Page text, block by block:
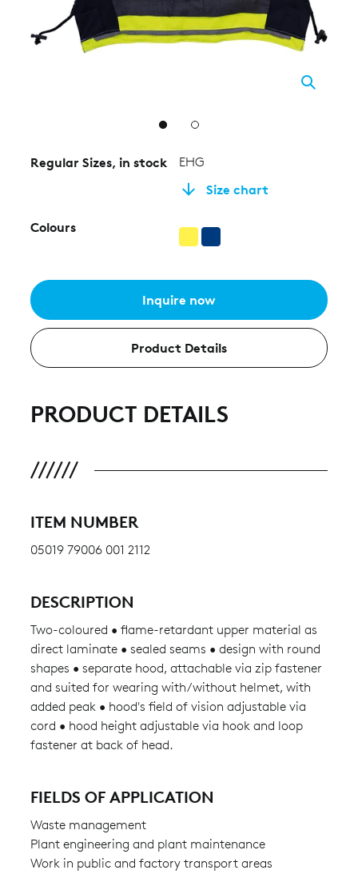
Regular Sizes, in stock EHG
Size chart
Colours
Inquire now
Product Details
PRODUCT DETAILS
ITEM NUMBER
05019 79006 001 2112
DESCRIPTION
Two-coloured • flame-retardant upper material as
direct laminate • sealed seams • design with round
shapes • separate hood, attachable via zip fastener
and suited for wearing with/without helmet, with
added peak • hood's field of vision adjustable via
cord • hood height adjustable via hook and loop
fastener at back of head.
FIELDS OF APPLICATION
Waste management
Plant engineering and plant maintenance
Work in public and factory transport areas